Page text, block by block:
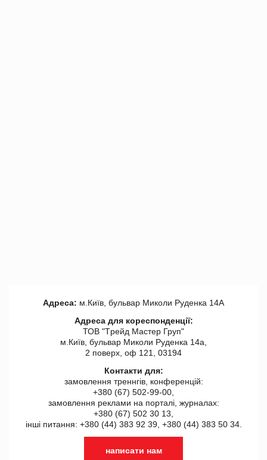
Адреса: м.Київ, бульвар Миколи Руденка 14А
Адреса для кореспонденції:
ТОВ "Tрейд Мастер Груп"
м.Київ, бульвар Миколи Руденка 14а,
2 поверх, оф 121, 03194
Контакти для:
замовлення треннгів, конференцій:
+380 (67) 502-99-00,
замовлення реклами на порталі, журналах:
+380 (67) 502 30 13,
інші питання: +380 (44) 383 92 39, +380 (44) 383 50 34.
написати нам